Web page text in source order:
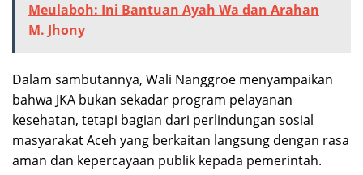
Meulaboh: Ini Bantuan Ayah Wa dan Arahan
M. Jhony
Dalam sambutannya, Wali Nanggroe menyampaikan
bahwa JKA bukan sekadar program pelayanan
kesehatan, tetapi bagian dari perlindungan sosial
masyarakat Aceh yang berkaitan langsung dengan rasa
aman dan kepercayaan publik kepada pemerintah.